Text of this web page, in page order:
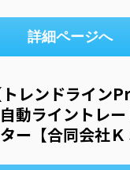
詳細ページへ
レンドライン
動ライントレ
ー【合同会社Ｋ